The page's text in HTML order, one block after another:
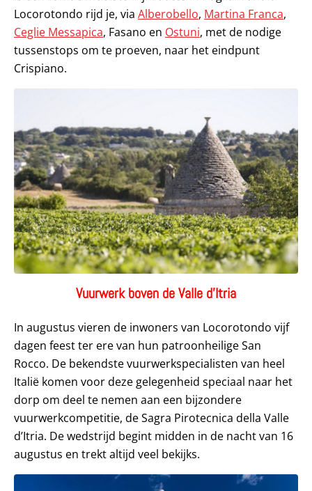
Locorotondo rijd je, via Alberobello, Martina Franca,
Ceglie Messapica, Fasano en Ostuni, met de nodige
tussenstops om te proeven, naar het eindpunt
Crispiano.
Vuurwerk boven de Valle d’Itria
In augustus vieren de inwoners van Locorotondo vijf
dagen feest ter ere van hun patroonheilige San
Rocco. De bekendste vuurwerkspecialisten van heel
Italië komen voor deze gelegenheid speciaal naar het
dorp om deel te nemen aan een bijzondere
vuurwerkcompetitie, de Sagra Pirotecnica della Valle
d’Itria. De wedstrijd begint midden in de nacht van 16
augustus en trekt altijd veel bekijks.